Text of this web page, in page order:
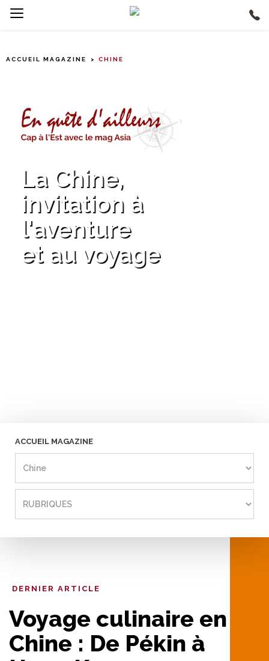
ACCUEIL MAGAZINE CHINE
La Chine,
invitation à
l'aventure
et au voyage
ACCUEIL MAGAZINE
DERNIER ARTICLE
Voyage culinaire en
Chine : De Pékin à